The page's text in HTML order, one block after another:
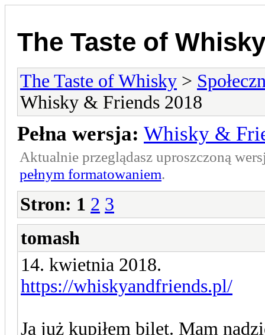
The Taste of Whisky
The Taste of Whisky >
Whisky & Friends 2018
Pełna wersja: Whisky &
Aktualnie przeglądasz uproszczoną
pełnym formatowaniem.
Stron: 1 2 3
tomash
14. kwietnia 2018.
https://whiskyandfriends.pl/
Ja już kupiłem bilet. Mam